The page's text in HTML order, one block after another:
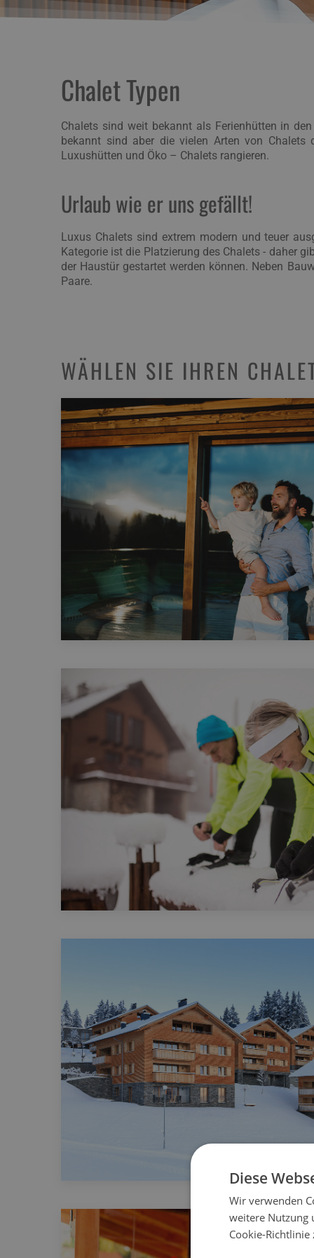
Chalet Typen
Chalets sind weit bekannt als Ferienhütten in
bekannt sind aber die vielen Arten von
Luxushütten und Öko – Chalets rangieren.
Urlaub wie er uns gefällt!
Luxus Chalets sind extrem modern und teuer
Kategorie ist die Platzierung des Chalets - daher
der Haustür gestartet werden können. Neben
Paare.
WÄHLEN SIE IHREN
Diese
Wir verwenden
weitere Nutzung
Cookie-